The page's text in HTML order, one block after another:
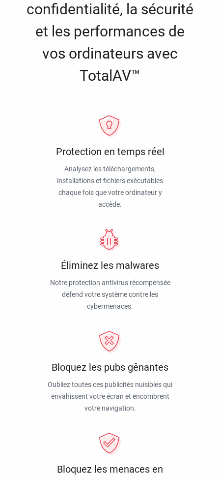
confidentialité, la sécurité
et les performances de
vos ordinateurs avec
TotalAV™
Protection en temps réel
Analysez les téléchargements,
installations et fichiers exécutables
chaque fois que votre ordinateur y
accède.
Éliminez les malwares
Notre protection antivirus récompensée
défend votre système contre les
cybermenaces.
Bloquez les pubs gênantes
Oubliez toutes ces publicités nuisibles qui
envahissent votre écran et encombrent
votre navigation.
Bloquez les menaces en